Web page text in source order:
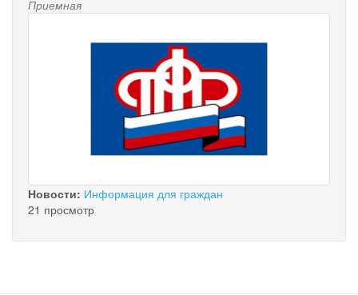
Приемная
Новости: Информация для граждан
21 просмотр